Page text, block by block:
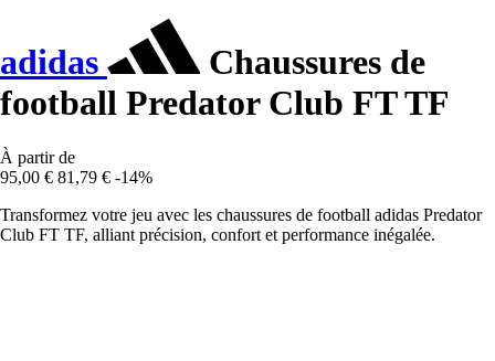
adidas
Chaussures de
football Predator Club FT TF
À partir de
95,00 € 81,79 € -14%
Transformez votre jeu avec les chaussures de football adidas Predator
Club FT TF, alliant précision, confort et performance inégalée.